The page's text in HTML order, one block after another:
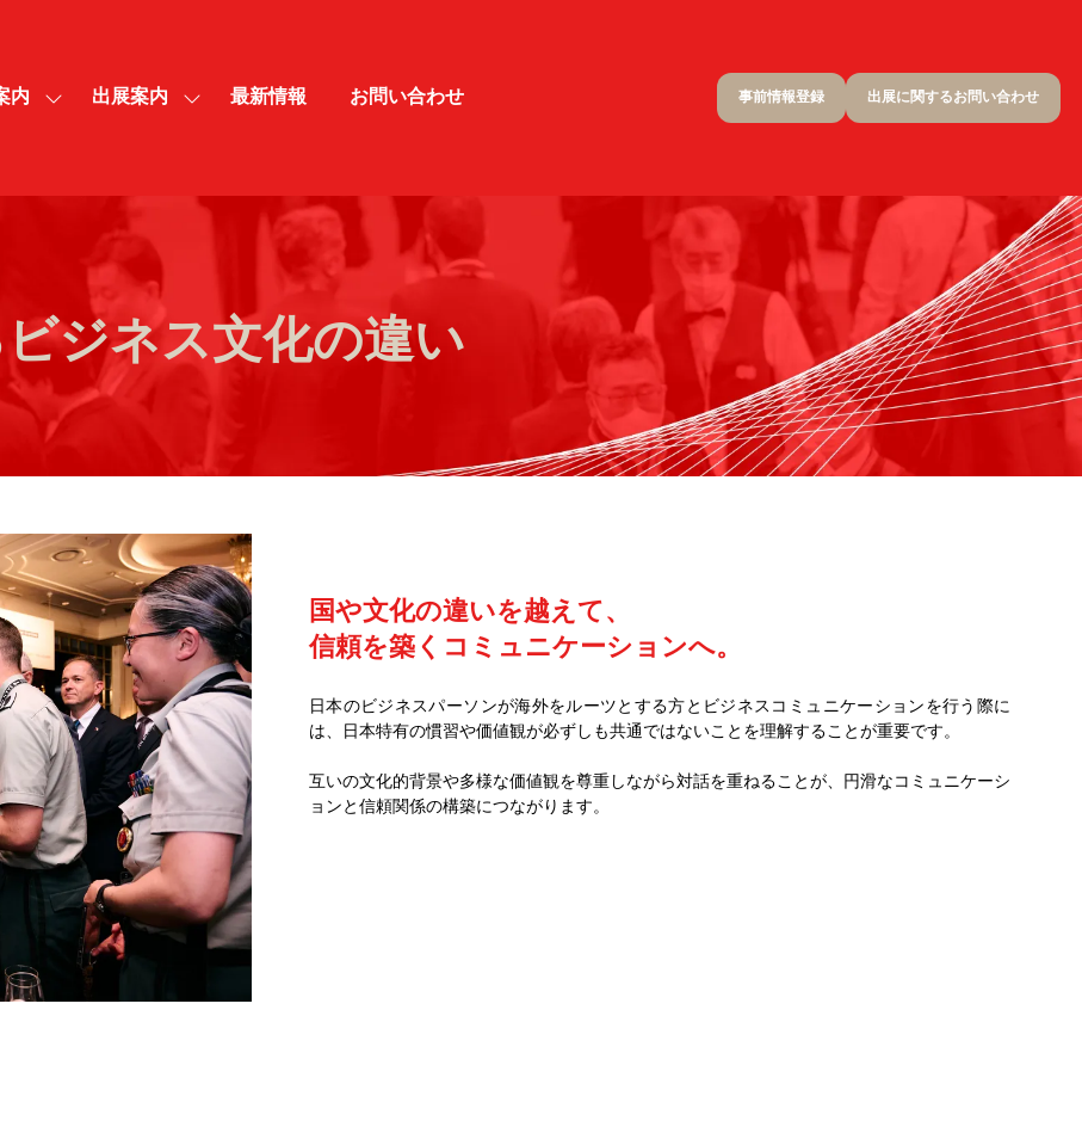
内
SHOW
場
出展案内
SHOW
展
最新情報 お問い合わせ 事前情報登録
(OPENS
出展に関するお問い合わせ
(OPENS
TAB)
ジネス文化の違い
国や文化の違いを越えて、
信頼を築くコミュニケーションへ。
日本のビジネスパーソンが海外をルーツとする方とビジネスコミュニケーションを行う際に
は、日本特有の慣習や価値観が必ずしも共通ではないことを理解することが重要です。
互いの文化的背景や多様な価値観を尊重しながら対話を重ねることが、円滑なコミュニケーシ
ョンと信頼関係の構築につながります。